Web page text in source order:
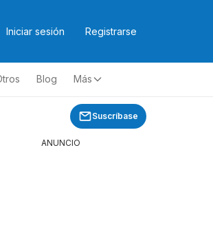
Iniciar sesión Registrarse
Blog Más
Suscríbase
ANUNCIO